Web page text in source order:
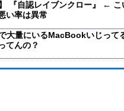
】 『自認レイブンクロー』 ← こ
い率は異常
大量にいるMacBookいじって
てんの？